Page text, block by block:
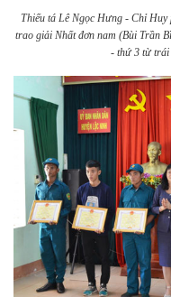
Thiếu tá Lê Ngọc Hưng - Chỉ
trao giải Nhất đơn nam (Bùi Trần
- thứ 3 từ trái